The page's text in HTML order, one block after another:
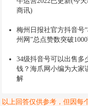
商讯)
梅州日报社官方抖音号
州网”总点赞数突破
34级抖音号可以出售多
钱？海爪网小编为大家
解
以上回答仅供参考，但因每